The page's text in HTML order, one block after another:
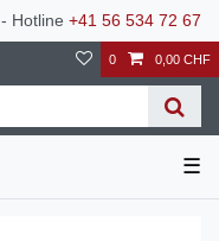
- Hotline +41 56 534 72 67
0 0,00 CHF
☰